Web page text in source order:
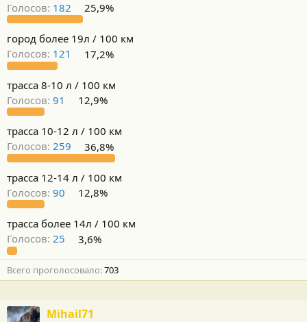
Голосов: 182 25,9%
город более 19л / 100 км
Голосов: 121 17,2%
трасса 8-10 л / 100 км
Голосов: 91 12,9%
трасса 10-12 л / 100 км
Голосов: 259 36,8%
трасса 12-14 л / 100 км
Голосов: 90 12,8%
трасса более 14л / 100 км
Голосов: 25 3,6%
Всего проголосовало 703
Mihail71